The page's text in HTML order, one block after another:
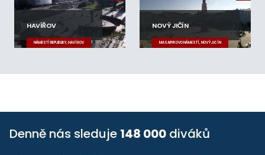
HAVÍŘOV
NÁMĚSTÍ REPUBLIKY, HAVÍŘOV
NOVÝ JIČÍN
MASARYKOVO NÁMĚSTÍ, NOVÝ JIČÍN
Denně nás sleduje 148 000 diváků